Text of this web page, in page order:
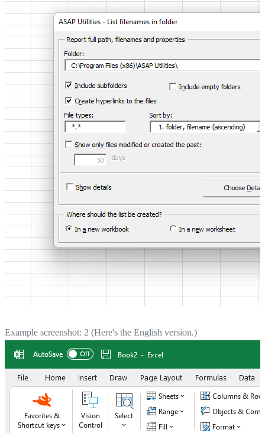
Example screenshot: 2 (Here's the English version.)